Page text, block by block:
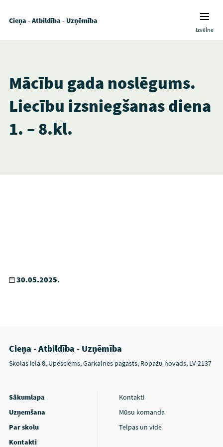
Cieņa - Atbildība - Uzņēmība
Izvēlne
Mācību gada noslēgums.
Liecību izsniegšanas diena
1. – 8.kl.
30.05.2025.
Cieņa - Atbildība - Uzņēmība
Skolas iela 8, Upesciems, Garkalnes pagasts, Ropažu novads, LV-2137
Sākumlapa
Uzņemšana
Par skolu
Kontakti
Kontakti
Mūsu komanda
Telpas un vide